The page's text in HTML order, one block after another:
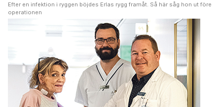
Efter en infektion i ryggen böjdes Erlas rygg framåt. Så här såg hon ut före
operationen